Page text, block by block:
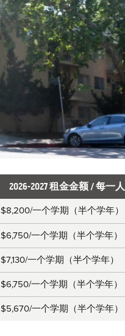
2026-2027 租金金额 / 每一人
$8,200/一个学期（半个学年）
$6,750/一个学期（半个学年）
$7,130/一个学期（半个学年）
$6,750/一个学期（半个学年）
$5,670/一个学期（半个学年）